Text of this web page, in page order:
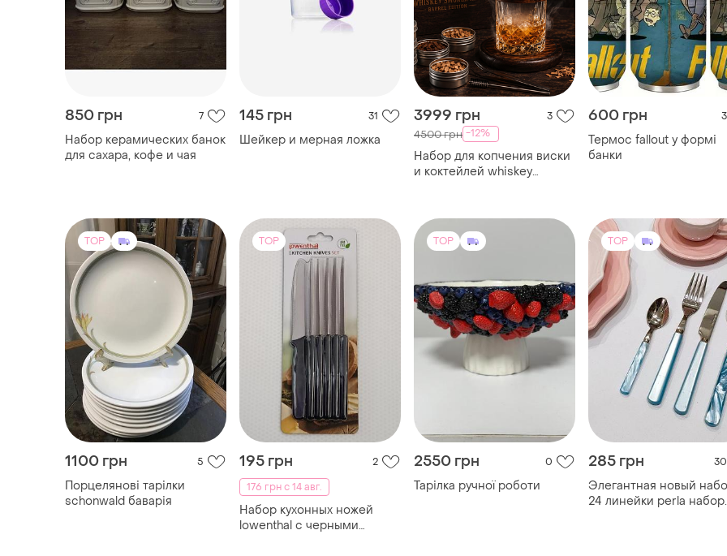
Набор керамических банок
для сахара, кофе и чая
Шейкер и мерная ложка
Набор для копчения виски
и коктейлей whiskey
smoker kit «barrel edition»
Термос fallout у формі
банки
TOP
1100 грн 5
Порцелянові тарілки
schonwald баварія
TOP
195 грн
176 грн с 14 авг.
Набор кухонных ножей
lowenthal с черными
пластиковыми ручками и
лезвиями из нержавеющей
стали.
TOP
2550 грн 0
Тарілка ручної роботи
TOP
285 грн 30
Элегантная новый
24 линейки perla набор
стальных столовых
приборов с ручкой под
синим перламутром.
за 1